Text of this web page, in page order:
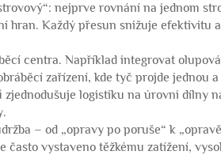
nejprve rovnání na jednom
hran. Každý přesun snižuje efektivitu
centra. Například integrovat
zařízení, kde tyč projde jednou
zjednodušuje logistiku na úrovni dílny
– od „opravy po poruše“ k
často vystaveno těžkému zatížení,